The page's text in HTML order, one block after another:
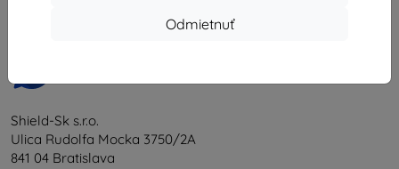
Odmietnuť
Shield-Sk s.r.o.
Ulica Rudolfa Mocka 3750/2A
841 04 Bratislava